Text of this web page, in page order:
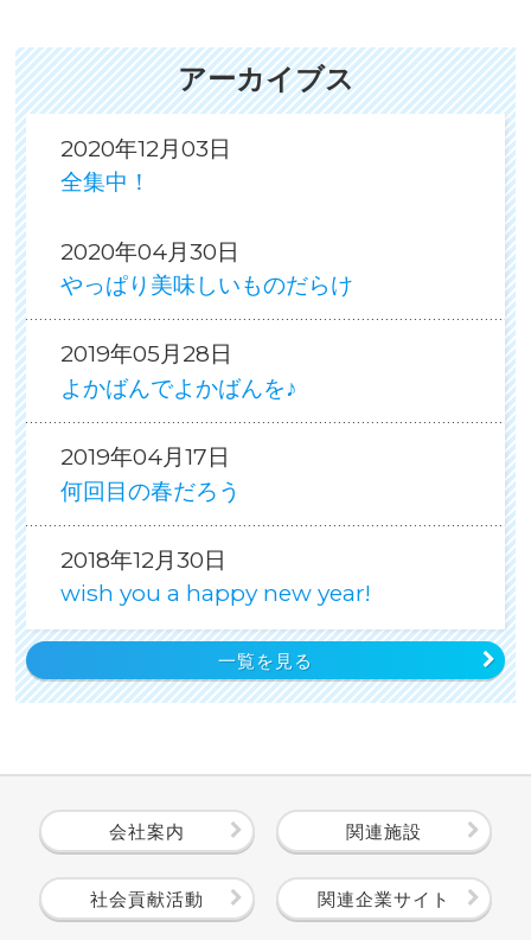
アーカイブス
2020年12月03日
全集中！
2020年04月30日
やっぱり美味しいものだらけ
2019年05月28日
よかばんでよかばんを♪
2019年04月17日
何回目の春だろう
2018年12月30日
wish you a happy new year!
一覧を見る
会社案内 関連施設
社会貢献活動 関連企業サイト